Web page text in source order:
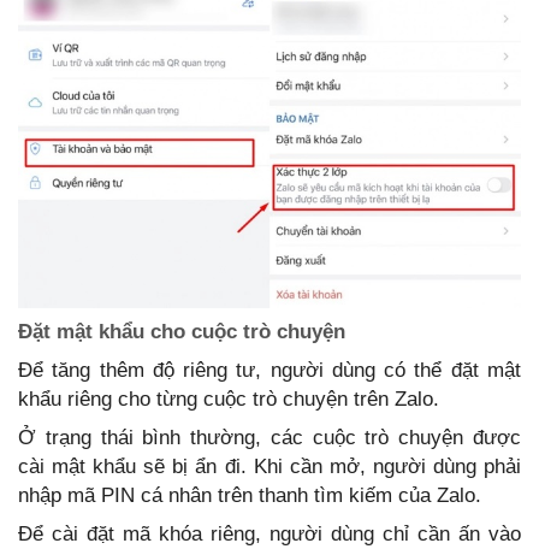
Đặt mật khẩu cho cuộc trò chuyện
Để tăng thêm độ riêng tư, người dùng có thể đặt mật
khẩu riêng cho từng cuộc trò chuyện trên Zalo.
Ở trạng thái bình thường, các cuộc trò chuyện được
cài mật khẩu sẽ bị ẩn đi. Khi cần mở, người dùng phải
nhập mã PIN cá nhân trên thanh tìm kiếm của Zalo.
Để cài đặt mã khóa riêng, người dùng chỉ cần ấn vào